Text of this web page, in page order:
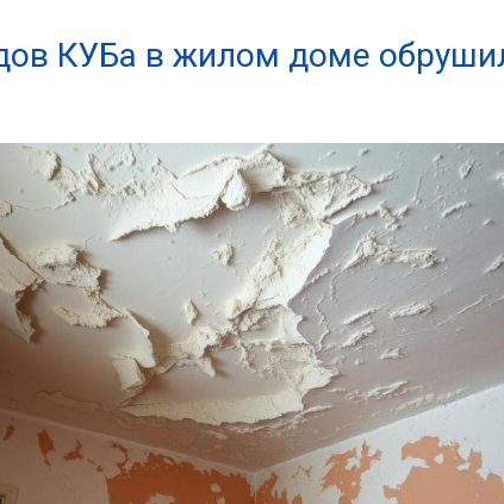
КУБа в жилом доме